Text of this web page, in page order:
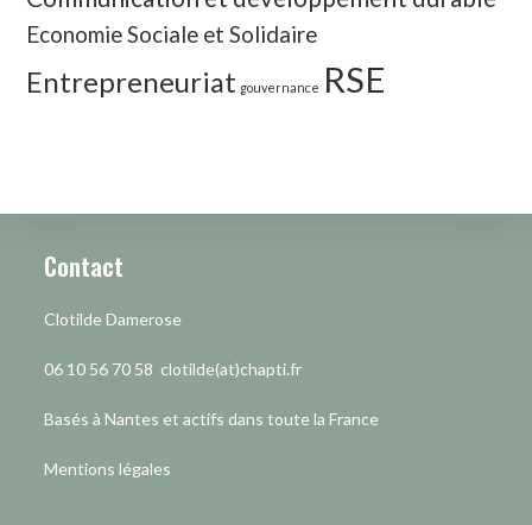
Economie Sociale et Solidaire
Entrepreneuriat gouvernance RSE
Contact
Clotilde Damerose
06 10 56 70 58 clotilde(at)chapti.fr
Basés à Nantes et actifs dans toute la France
Mentions légales